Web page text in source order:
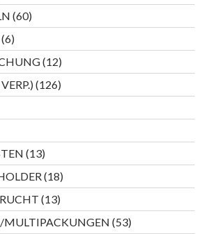
6060
Produkte
66
Produkte
1212
Produkte
126126
Produkte
1313
Produkte
1818
Produkte
1313
Produkte
MULTIPACKUNGEN 5353